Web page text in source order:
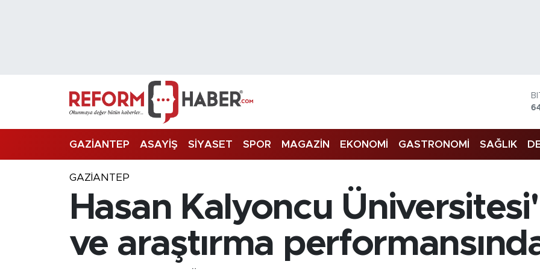
GAZİANTEP ASAYİŞ SİYASET SPOR MAGAZİN EKONOMİ GASTRONOMİ SAĞLIK
GAZIANTEP
Hasan Kalyoncu
ve araştırma
Trafik Durumu
Süper Lig Puan Durumu ve Fikstür
Son Dakika Haberleri